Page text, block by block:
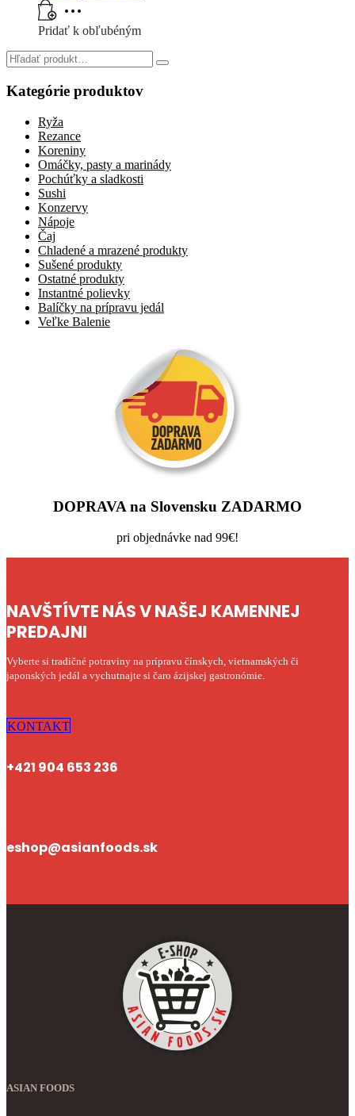
Pridať k obľubéným
Search
for:
Kategórie produktov
Ryža
Rezance
Koreniny
Omáčky, pasty a marinády
Pochúťky a sladkosti
Sushi
Konzervy
Nápoje
Čaj
Chladené a mrazené produkty
Sušené produkty
Ostatné produkty
Instantné polievky
Balíčky na prípravu jedál
Veľke Balenie
DOPRAVA na Slovensku ZADARMO
pri objednávke nad 99€!
NAVŠTÍVTE NÁS V NAŠEJ KAMENNEJ
PREDAJNI
Vyberte si tradičné potraviny na prípravu čínskych, vietnamských či
japonských jedál a vychutnajte si čaro ázijskej gastronómie.
KONTAKT
+421 904 653 236
eshop@asianfoods.sk
ASIAN FOODS